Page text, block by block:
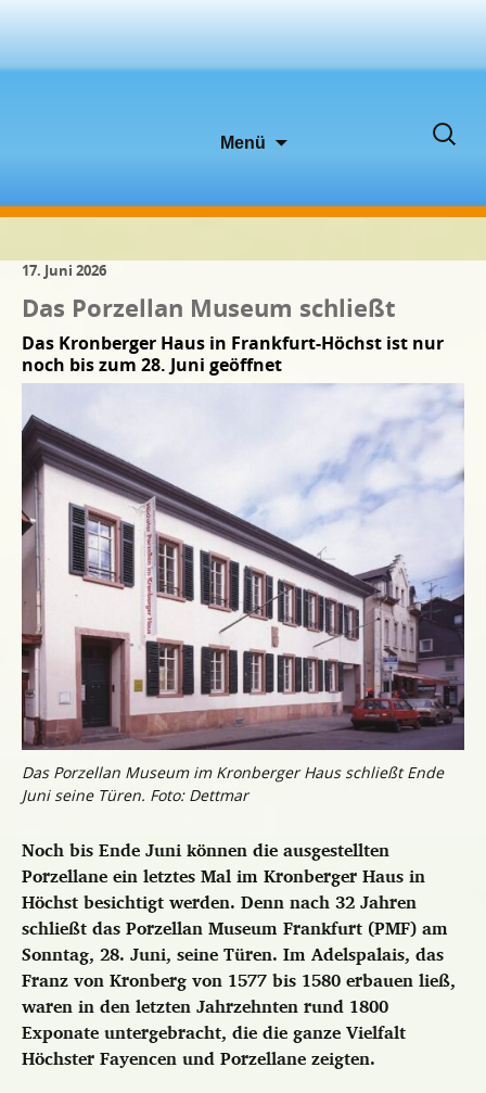
Menü
Suchen
17. Juni 2026
Das Porzellan Museum schließt
Das Kronberger Haus in Frankfurt-Höchst ist nur
noch bis zum 28. Juni geöffnet
Das Porzellan Museum im Kronberger Haus schließt Ende
Juni seine Türen. Foto: Dettmar
Noch bis Ende Juni können die ausgestellten
Porzellane ein letztes Mal im Kronberger Haus in
Höchst besichtigt werden. Denn nach 32 Jahren
schließt das Porzellan Museum Frankfurt (PMF) am
Sonntag, 28. Juni, seine Türen. Im Adelspalais, das
Franz von Kronberg von 1577 bis 1580 erbauen ließ,
waren in den letzten Jahrzehnten rund 1800
Exponate untergebracht, die die ganze Vielfalt
Höchster Fayencen und Porzellane zeigten.